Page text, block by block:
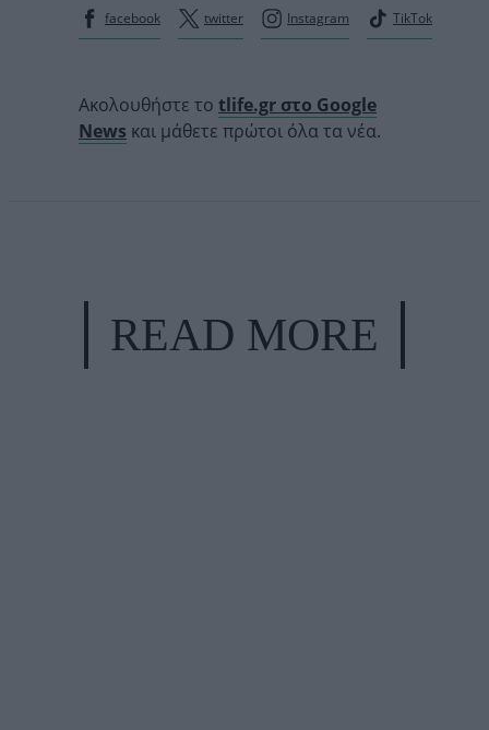
facebook
twitter Instagram TikTok
Ακολουθήστε το tlife.gr στο Google
News και μάθετε πρώτοι όλα τα νέα.
READ MORE